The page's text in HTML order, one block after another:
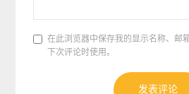
在此浏览器中保存我的显示名称、邮
下次评论时使用。